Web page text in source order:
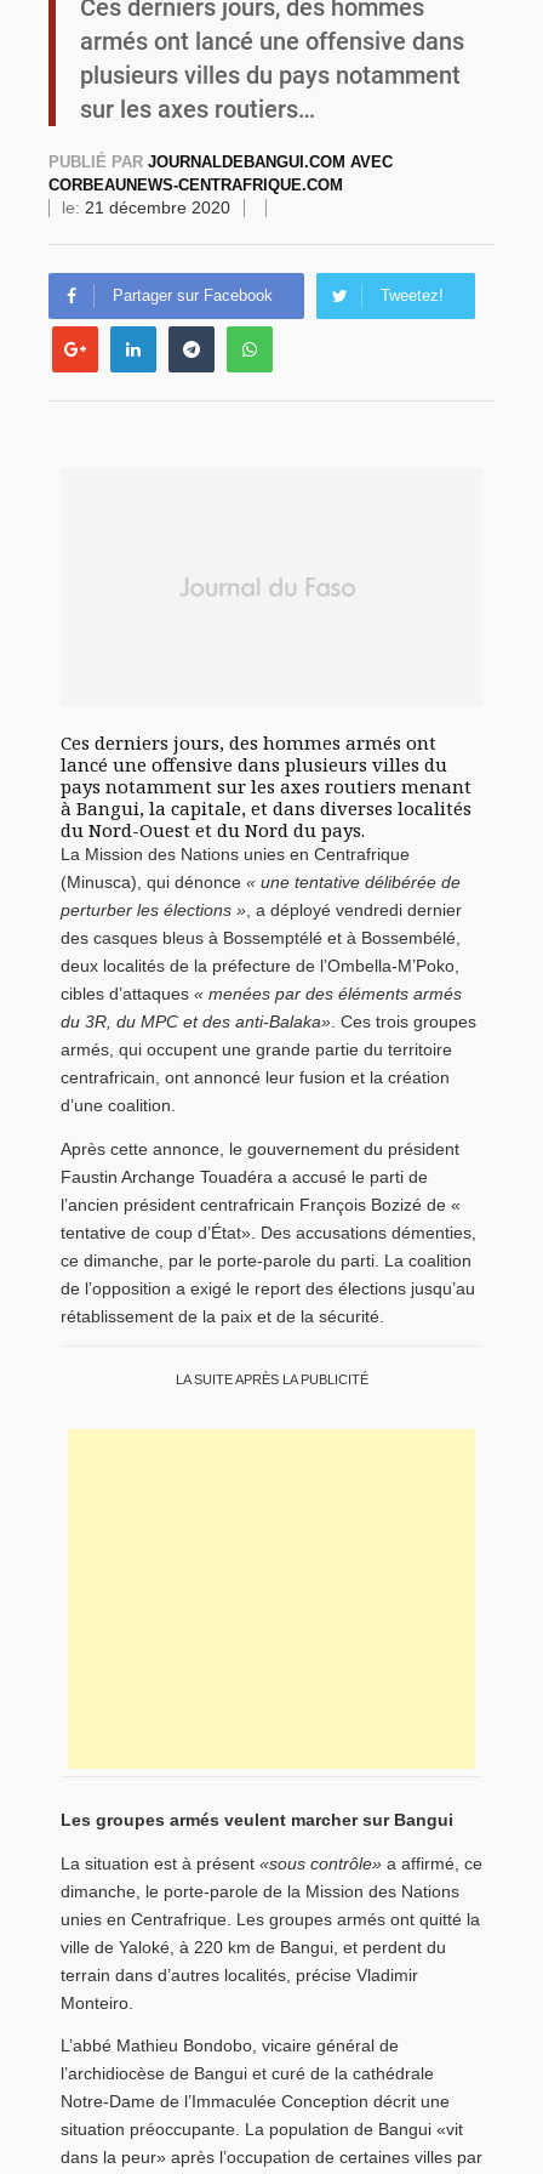
Burkina Faso : une usine de farine de blé à 3,1 milliards FCFA en construction pour renforcer la production locale
Ces derniers jours, des hommes
armés ont lancé une offensive dans
plusieurs villes du pays notamment
sur les axes routiers…
PUBLIÉ PAR JOURNALDEBANGUI.COM AVEC
CORBEAUNEWS-CENTRAFRIQUE.COM
le: 21 décembre 2020
Partager sur Facebook Tweetez!
Ces derniers jours, des hommes armés ont
lancé une offensive dans plusieurs villes du
pays notamment sur les axes routiers menant
à Bangui, la capitale, et dans diverses localités
du Nord-Ouest et du Nord du pays.
La Mission des Nations unies en Centrafrique
(Minusca), qui dénonce « une tentative délibérée de
perturber les élections » , a déployé vendredi dernier
des casques bleus à Bossemptélé et à Bossembélé,
deux localités de la préfecture de l’Ombella-M’Poko,
cibles d’attaques « menées par des éléments armés
du 3R, du MPC et des anti-Balaka» . Ces trois groupes
armés, qui occupent une grande partie du territoire
centrafricain, ont annoncé leur fusion et la création
d’une coalition.
Après cette annonce, le gouvernement du président
Faustin Archange Touadéra a accusé le parti de
l’ancien président centrafricain François Bozizé de «
tentative de coup d’État». Des accusations démenties,
ce dimanche, par le porte-parole du parti. La coalition
de l’opposition a exigé le report des élections jusqu’au
rétablissement de la paix et de la sécurité.
LA SUITE APRÈS LA PUBLICITÉ
Les groupes armés veulent marcher sur Bangui
La situation est à présent «sous contrôle» a affirmé, ce
dimanche, le porte-parole de la Mission des Nations
unies en Centrafrique. Les groupes armés ont quitté la
ville de Yaloké, à 220 km de Bangui, et perdent du
terrain dans d’autres localités, précise Vladimir
Monteiro.
L’abbé Mathieu Bondobo, vicaire général de
l’archidiocèse de Bangui et curé de la cathédrale
Notre-Dame de l’Immaculée Conception décrit une
situation préoccupante. La population de Bangui «vit
dans la peur» après l’occupation de certaines villes par